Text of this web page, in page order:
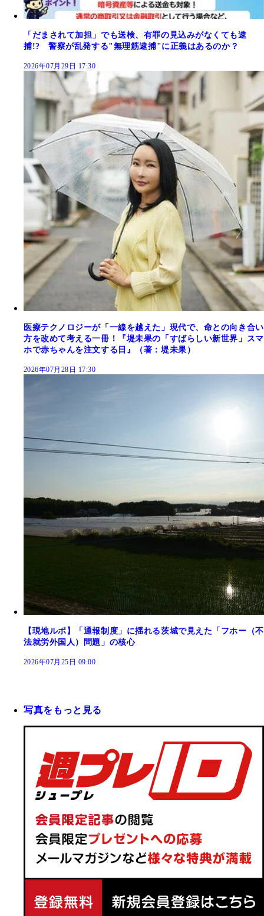
「だまされて加担」でも送検、有罪の見込みがなくても逮
捕!? 警察が乱発する"無理筋逮捕"に正義はあるのか？
2026年07月29日 17:30
医療テクノロジーが「一線を越えた」現代で、命との向き合い
方を改めて考える一冊！『堤未果の「すばらしい新世界」スマ
ホで赤ちゃんを注文する日』（著：堤未果）
2026年07月28日 17:30
【現地ルポ】「通報制度」に揺れる茨城で見えた「フホー（不
法就労外国人）問題」の核心
2026年07月25日 09:00
写真をもっと見る